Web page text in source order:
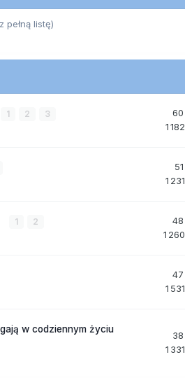
pełną listę)
1 2 3 60
1 182
51
1 231
1 2 48
1 260
47
1 531
w codziennym życiu
38
1 331